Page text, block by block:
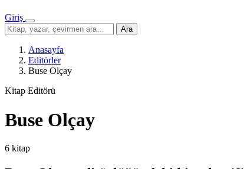
Giriş
Menü
Sitede
ara
Ara
Anasayfa
Editörler
Buse Olçay
Kitap Editörü
Buse Olçay
6 kitap